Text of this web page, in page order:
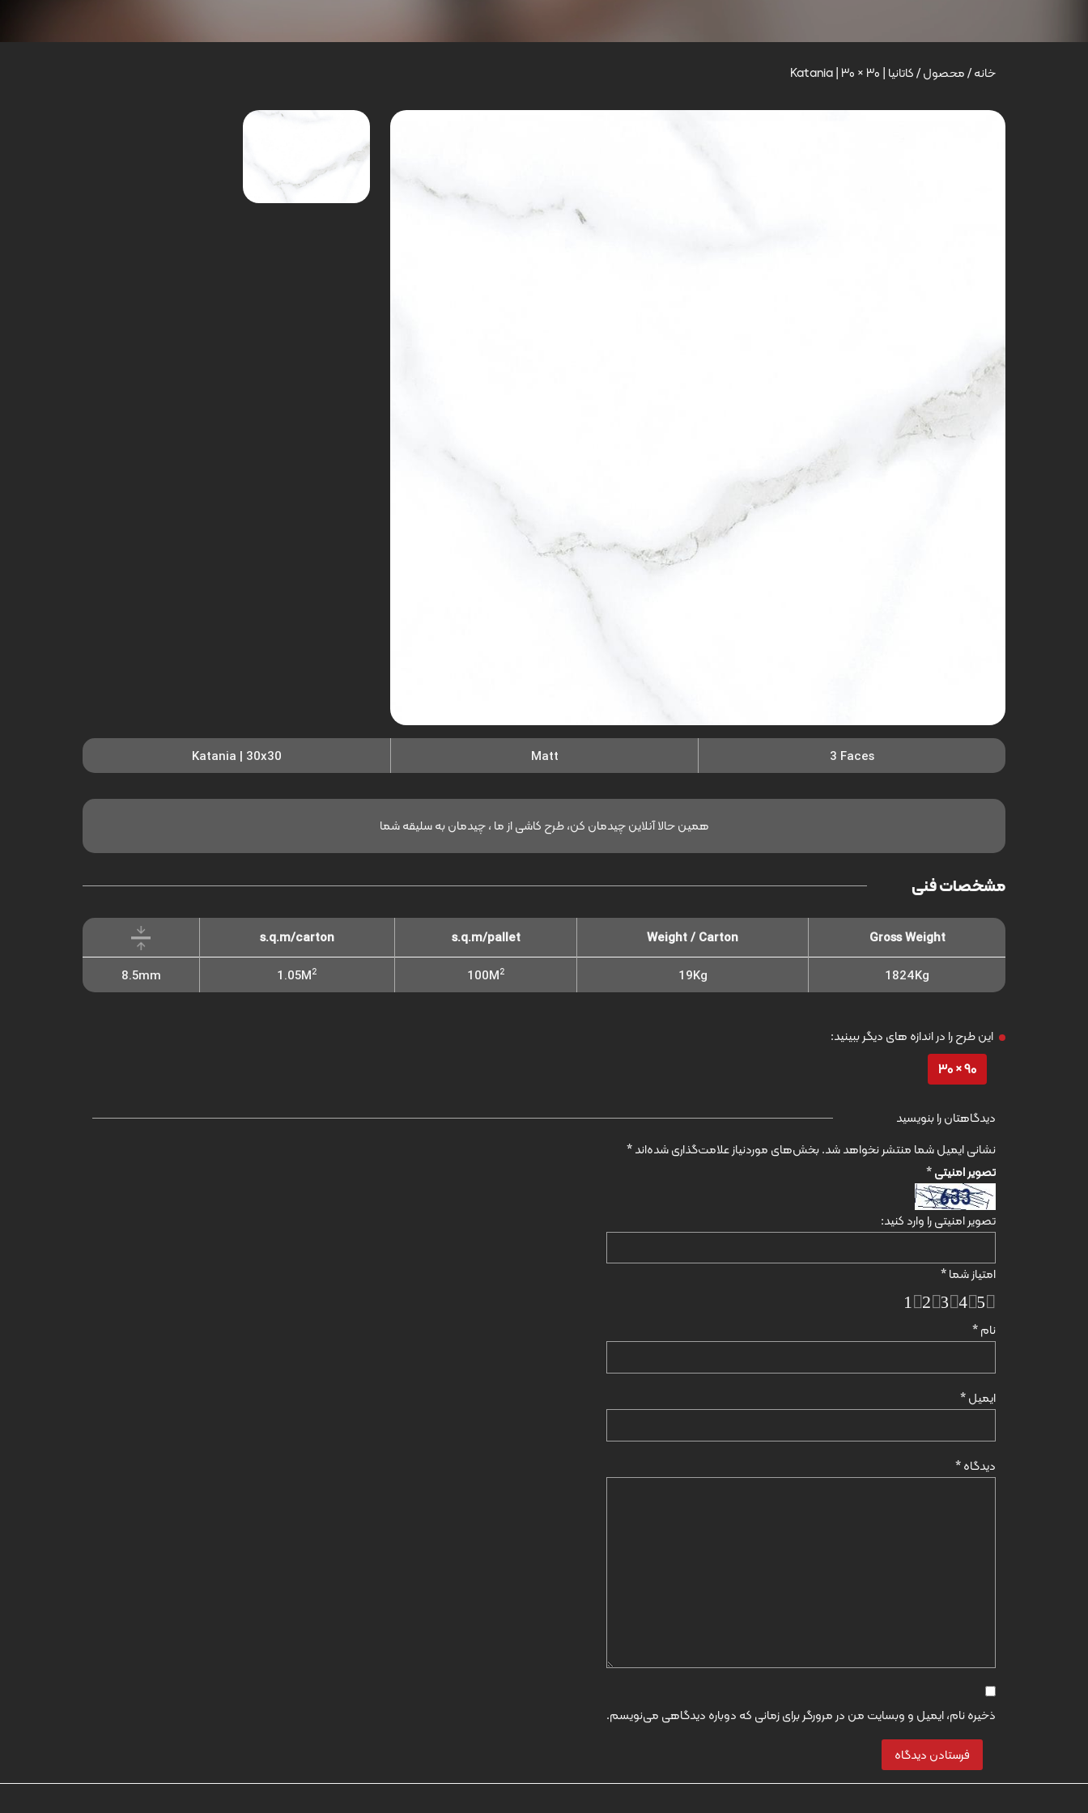
خانه/محصول/کاتانیا | Katania | 30 × 30
3 Faces
Matt
Katania | 30x30
همین حالا آنلاین چیدمان کن، طرح کاشی از ما ، چیدمان به سلیقه شما
مشخصات فنی
Gross Weight
Weight / Carton
s.q.m/pallet
s.q.m/carton
1824Kg
19Kg
100M2
1.05M2
8.5mm
این طرح را در اندازه های دیگر ببینید:
90 × 30
دیدگاهتان را بنویسید
نشانی ایمیل شما منتشر نخواهد شد.بخش‌های موردنیاز علامت‌گذاری شده‌اند*
دیدگاه*
نام*
ایمیل*
ذخیره نام، ایمیل و وبسایت من در مرورگر برای زمانی که دوباره دیدگاهی می‌نویسم.
تصویر امنیتی*
تصویر امنیتی را وارد کنید:
امتیاز شما*
5
4
3
2
1